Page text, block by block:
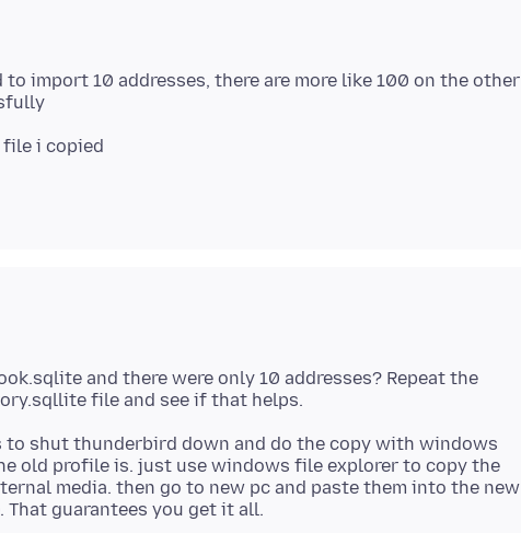
import 10 addresses, there are more like 100 on the other
and there were only 10 addresses? Repeat the
to shut thunderbird down and do the copy with windows
old profile is. just use windows file explorer to copy the
media. then go to new pc and paste them into the new